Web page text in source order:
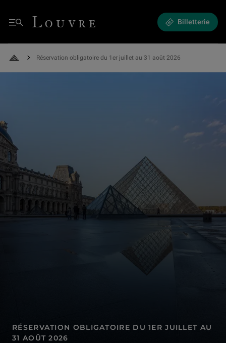
Menu
Louvre - Retour à l'accueil Billetterie
Retour à l'accueil
Réservation obligatoire du 1er juillet au 31 août 2026
RÉSERVATION OBLIGATOIRE DU 1ER JUILLET AU
31 AOÛT 2026